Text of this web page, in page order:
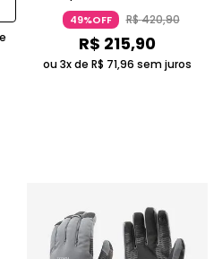
Hidratação Para Cabelos Lisos
Laranja K.PRO PROFISSIONAL
49%OFF R$420,90
R$ 215,90
ou 3x de R$ 71,96 sem juros